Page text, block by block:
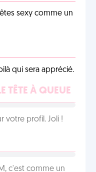
sexy comme un
qui sera apprécié.
TÊTE À QUEUE
votre profil. Joli !
c'est comme un